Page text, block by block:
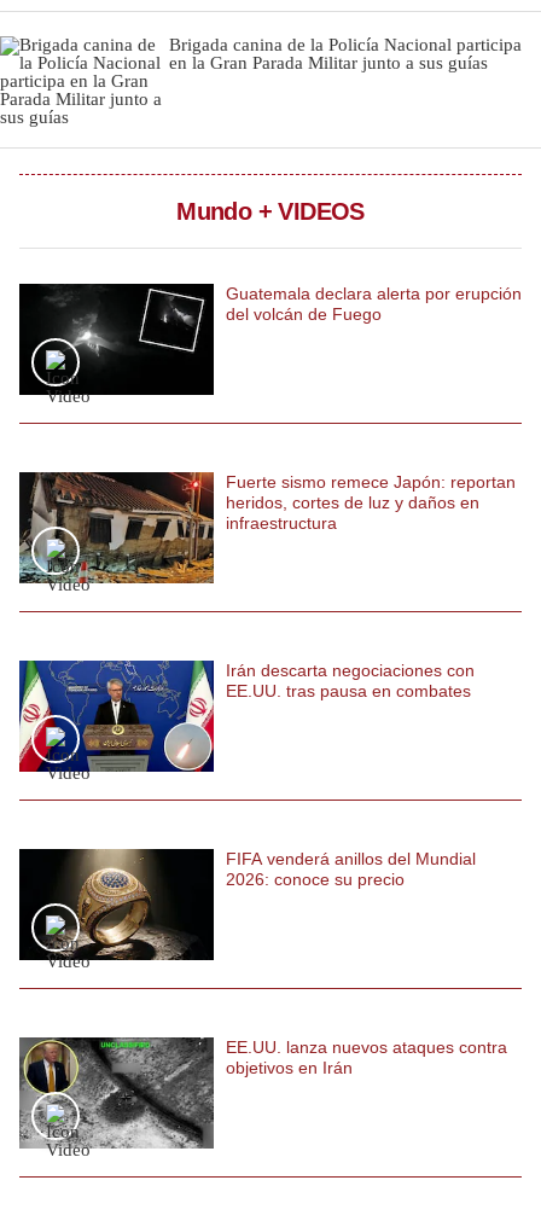
¿quiénes
Somos?
Términos
De
Cookies
Preguntas
Frecuentes
Brigada canina de la Policía Nacional participa
en la Gran Parada Militar junto a sus guías
Mundo + VIDEOS
Guatemala declara alerta por erupción
del volcán de Fuego
Fuerte sismo remece Japón: reportan
heridos, cortes de luz y daños en
infraestructura
Irán descarta negociaciones con
EE.UU. tras pausa en combates
FIFA venderá anillos del Mundial
2026: conoce su precio
EE.UU. lanza nuevos ataques contra
objetivos en Irán